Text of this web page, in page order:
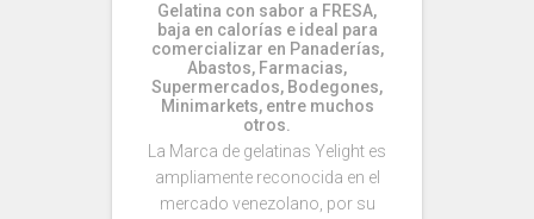
Gelatina con sabor a FRESA,
baja en calorías e ideal para
comercializar en Panaderías,
Abastos, Farmacias,
Supermercados, Bodegones,
Minimarkets, entre muchos
otros.
La Marca de gelatinas Yelight es
ampliamente reconocida en el
mercado venezolano, por su